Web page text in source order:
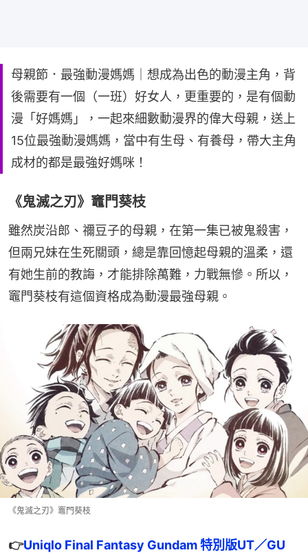
母親節．最強動漫媽媽｜想成為出色的動漫主角，背
後需要有一個（一班）好女人，更重要的，是有個動
漫「好媽媽」，一起來細數動漫界的偉大母親，送上
15位最強動漫媽媽，當中有生母、有養母，帶大主角
成材的都是最強好媽咪！
《鬼滅之刃》竈門葵枝
雖然炭沿郎、禰豆子的母親，在第一集已被鬼殺害，
但兩兄妹在生死關頭，總是靠回憶起母親的溫柔，還
有她生前的教誨，才能排除萬難，力戰無慘。所以，
竈門葵枝有這個資格成為動漫最強母親。
《鬼滅之刃》竈門葵枝
👉Uniqlo Final Fantasy Gundam 特別版UT／GU